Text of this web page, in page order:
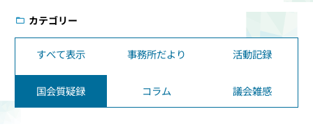
カテゴリー
すべて表示 事務所だより 活動記録
国会質疑録 コラム 議会雑感